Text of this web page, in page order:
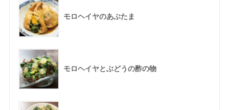
モロヘイヤのあぶたま
モロヘイヤとぶどうの酢の物